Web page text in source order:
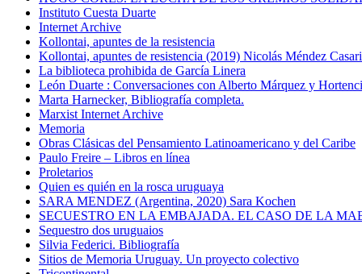
Instituto Cuesta Duarte
Internet Archive
Kollontai, apuntes de la resistencia
Kollontai, apuntes de resistencia (2019) Nicolás Méndez
La biblioteca prohibida de García Linera
León Duarte : Conversaciones con Alberto Márquez y
Marta Harnecker, Bibliografía completa.
Marxist Internet Archive
Memoria
Obras Clásicas del Pensamiento Latinoamericano y del Caribe
Paulo Freire – Libros en línea
Proletarios
Quien es quién en la rosca uruguaya
SARA MENDEZ (Argentina, 2020) Sara Kochen
SECUESTRO EN LA EMBAJADA. EL CASO DE LA
Sequestro dos uruguaios
Silvia Federici. Bibliografía
Sitios de Memoria Uruguay. Un proyecto colectivo